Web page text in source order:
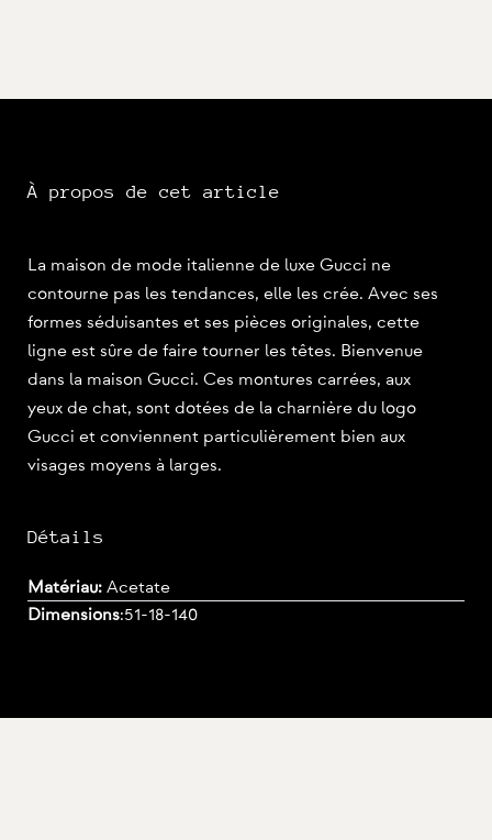
À propos de cet article
La maison de mode italienne de luxe Gucci ne
contourne pas les tendances, elle les crée. Avec ses
formes séduisantes et ses pièces originales, cette
ligne est sûre de faire tourner les têtes. Bienvenue
dans la maison Gucci. Ces montures carrées, aux
yeux de chat, sont dotées de la charnière du logo
Gucci et conviennent particulièrement bien aux
visages moyens à larges.
Détails
Matériau: Acetate
Dimensions:51-18-140